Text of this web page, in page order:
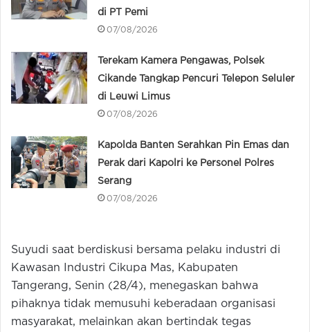
di PT Pemi
07/08/2026
Terekam Kamera Pengawas, Polsek
Cikande Tangkap Pencuri Telepon Seluler
di Leuwi Limus
07/08/2026
Kapolda Banten Serahkan Pin Emas dan
Perak dari Kapolri ke Personel Polres
Serang
07/08/2026
Suyudi saat berdiskusi bersama pelaku industri di
Kawasan Industri Cikupa Mas, Kabupaten
Tangerang, Senin (28/4), menegaskan bahwa
pihaknya tidak memusuhi keberadaan organisasi
masyarakat, melainkan akan bertindak tegas